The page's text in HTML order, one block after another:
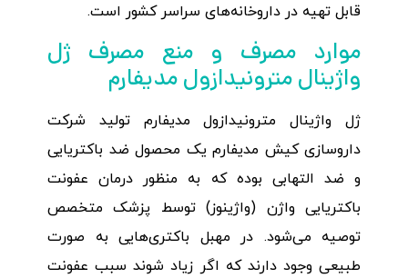
قابل تهیه در داروخانه‌های سراسر کشور است.
موارد مصرف و منع مصرف ژل
واژینال مترونیدازول مدیفارم
ژل واژینال مترونیدازول مدیفارم تولید شرکت
داروسازی کیش مدیفارم یک محصول ضد باکتریایی
و ضد التهابی بوده که به منظور درمان عفونت
باکتریایی واژن (واژینوز) توسط پزشک متخصص
توصیه می‌شود. در مهبل باکتری‌هایی به صورت
طبیعی وجود دارند که اگر زیاد شوند سبب عفونت